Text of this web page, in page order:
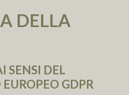
DELLA
SENSI DEL
GDPR